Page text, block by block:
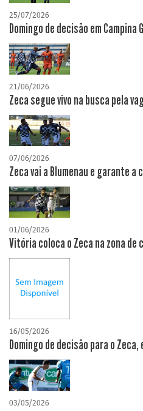
25/07/2026
Domingo de decisão em Campina
21/06/2026
Zeca segue vivo na busca pela
07/06/2026
Zeca vai a Blumenau e garante
01/06/2026
Vitória coloca o Zeca na zona
16/05/2026
Domingo de decisão para o Zeca,
03/05/2026